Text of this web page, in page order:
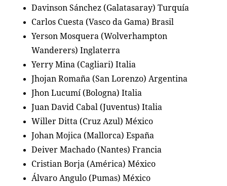
Davinson Sánchez (Galatasaray) Turquía
Carlos Cuesta (Vasco da Gama) Brasil
Yerson Mosquera (Wolverhampton
Wanderers) Inglaterra
Yerry Mina (Cagliari) Italia
Jhojan Romaña (San Lorenzo) Argentina
Jhon Lucumí (Bologna) Italia
Juan David Cabal (Juventus) Italia
Willer Ditta (Cruz Azul) México
Johan Mojica (Mallorca) España
Deiver Machado (Nantes) Francia
Cristian Borja (América) México
Álvaro Angulo (Pumas) México